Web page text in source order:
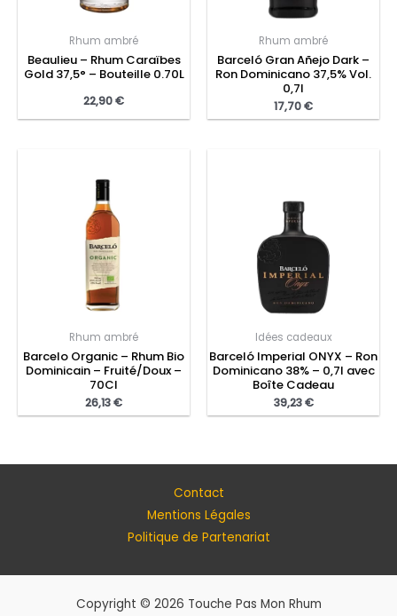
Rhum ambré
Beaulieu – Rhum Caraïbes
Gold 37,5° – Bouteille 0.70L
22,90€
Rhum ambré
Barceló Gran Añejo Dark –
Ron Dominicano 37,5% Vol.
0,7l
17,70€
Rhum ambré
Barcelo Organic – Rhum Bio
Dominicain – Fruité/Doux –
70Cl
26,13€
Idées cadeaux
Barceló Imperial ONYX – Ron
Dominicano 38% – 0,7l avec
Boîte Cadeau
39,23€
Contact
Mentions Légales
Politique de Partenariat
Copyright © 2026 Touche Pas Mon Rhum